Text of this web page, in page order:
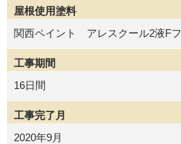
屋根使用塗料
関西ペイント アレスクール2液F
工事期間
16日間
工事完了月
2020年9月